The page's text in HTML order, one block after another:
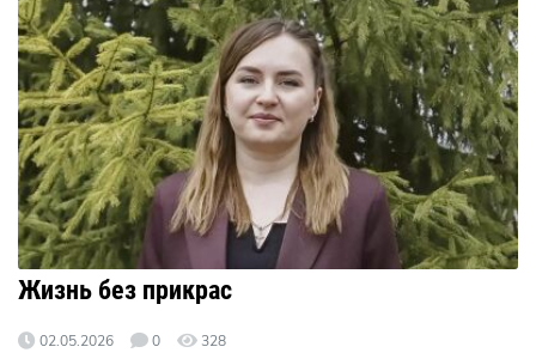
Жизнь без прикрас
02.05.2026 0 328